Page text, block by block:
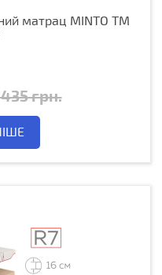
матрац MINTO ТМ
грн.